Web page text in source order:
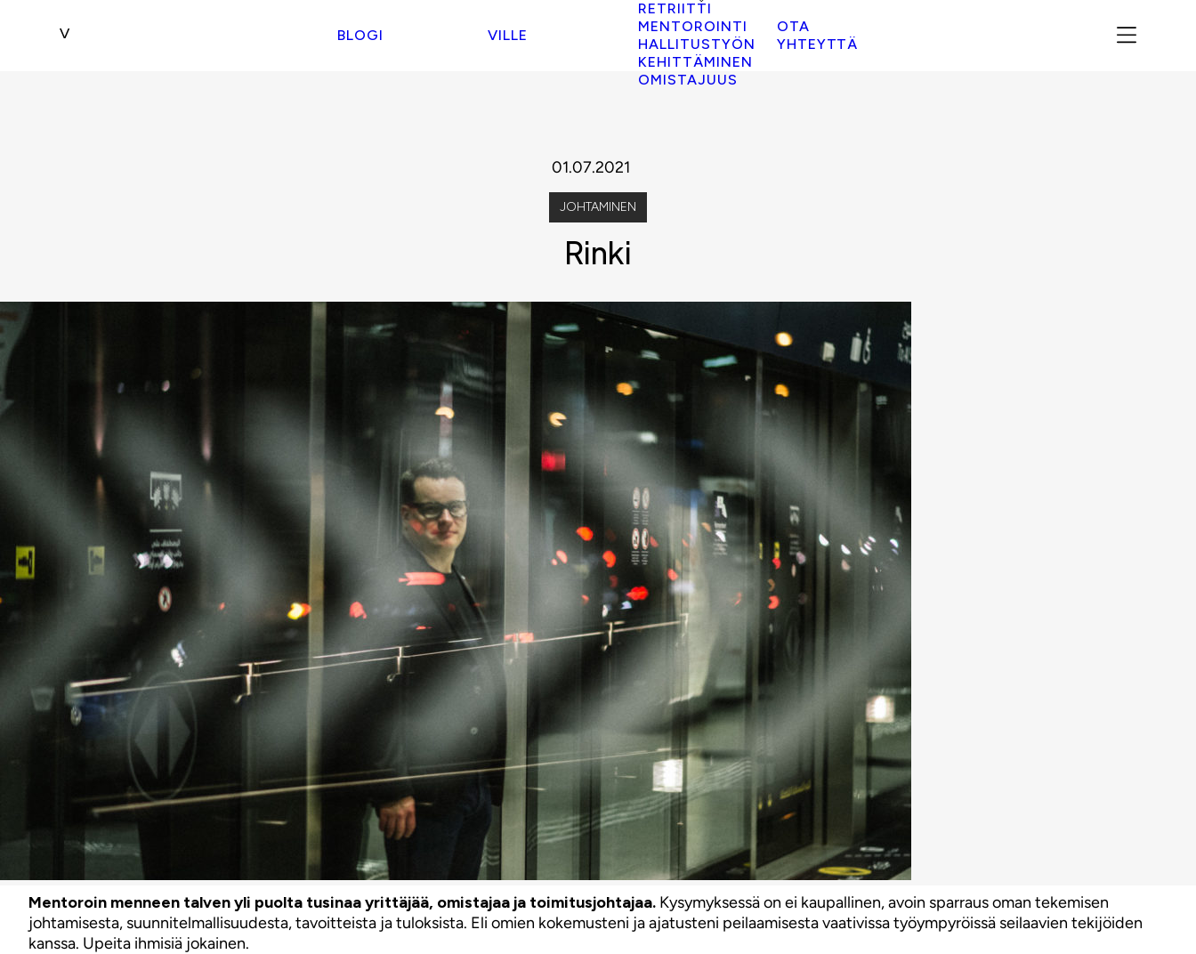
BLOGI VILLE
RETRIITTI
MENTOROINTI
HALLITUSTYÖN
KEHITTÄMINEN
OMISTAJUUS
OTA
YHTEYTTÄ
01.07.2021
JOHTAMINEN
Rinki
Mentoroin menneen talven yli puolta tusinaa yrittäjää, omistajaa ja toimitusjohtajaa. Kysymyksessä on ei kaupallinen, avoin sparraus oman tekemisen
johtamisesta, suunnitelmallisuudesta, tavoitteista ja tuloksista. Eli omien kokemusteni ja ajatusteni peilaamisesta vaativissa työympyröissä seilaavien tekijöiden
kanssa. Upeita ihmisiä jokainen.